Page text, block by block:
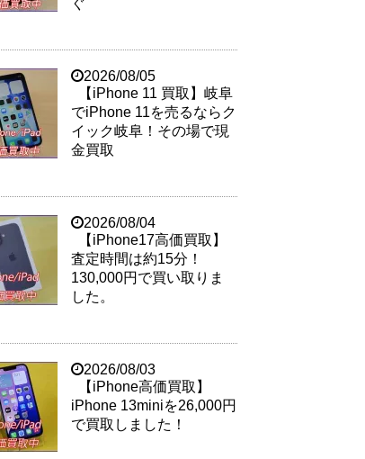
ぐ
2026/08/05
【iPhone 11 買取】岐阜
でiPhone 11を売るならク
イック岐阜！その場で現
金買取
2026/08/04
【iPhone17高価買取】
査定時間は約15分！
130,000円で買い取りま
した。
2026/08/03
【iPhone高価買取】
iPhone 13miniを26,000円
で買取しました！